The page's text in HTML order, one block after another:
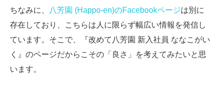
ちなみに、 八芳園 (Happo-en)のFacebookページは別に
存在しており、こちらは人に限らず幅広い情報を発信し
ています。そこで、『改めて八芳園 新入社員 ななこがい
く』のページだからこその「良さ」を考えてみたいと思
います。